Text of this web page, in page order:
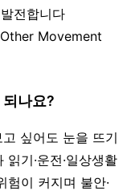
전합니다
Movement
나요?
싶어도 눈을 뜨기
기·운전·일상생활
이 커지며 불안·